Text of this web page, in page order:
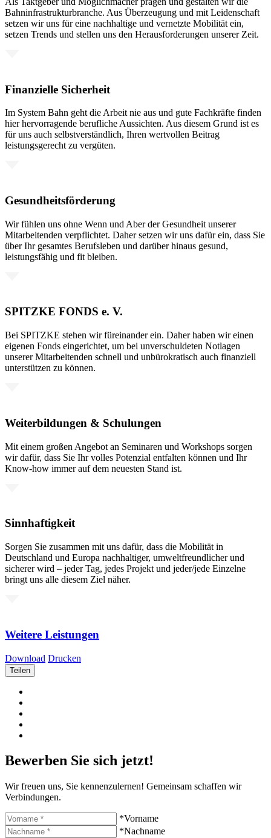
Bahninfrastrukturbranche. Aus Überzeugung und mit Leidenschaft
setzen wir uns für eine nachhaltige und vernetzte Mobilität ein,
setzen Trends und stellen uns den Herausforderungen unserer Zeit.
Finanzielle Sicherheit
Im System Bahn geht die Arbeit nie aus und gute Fachkräfte finden
hier hervorragende berufliche Aussichten. Aus diesem Grund ist es
für uns auch selbstverständlich, Ihren wertvollen Beitrag
leistungsgerecht zu vergüten.
Gesundheitsförderung
Wir fühlen uns ohne Wenn und Aber der Gesundheit unserer
Mitarbeitenden verpflichtet. Daher setzen wir uns dafür ein, dass Sie
über Ihr gesamtes Berufsleben und darüber hinaus gesund,
leistungsfähig und fit bleiben.
SPITZKE FONDS e. V.
Bei SPITZKE stehen wir füreinander ein. Daher haben wir einen
eigenen Fonds eingerichtet, um bei unverschuldeten Notlagen
unserer Mitarbeitenden schnell und unbürokratisch auch finanziell
unterstützen zu können.
Weiterbildungen & Schulungen
Mit einem großen Angebot an Seminaren und Workshops sorgen
wir dafür, dass Sie Ihr volles Potenzial entfalten können und Ihr
Know-how immer auf dem neuesten Stand ist.
Sinnhaftigkeit
Sorgen Sie zusammen mit uns dafür, dass die Mobilität in
Deutschland und Europa nachhaltiger, umweltfreundlicher und
sicherer wird – jeder Tag, jedes Projekt und jeder/jede Einzelne
bringt uns alle diesem Ziel näher.
Weitere Leistungen
Download Drucken
Teilen
Bewerben Sie sich jetzt!
Wir freuen uns, Sie kennenzulernen! Gemeinsam schaffen wir
Verbindungen.
*Vorname
*Nachname